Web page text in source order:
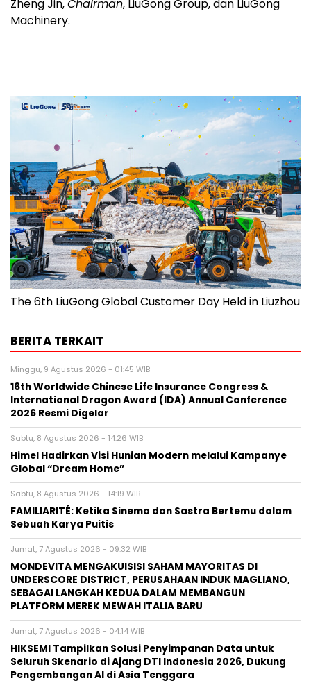
Zheng Jin,Chairman, LiuGong Group, dan LiuGong
Machinery.
The 6th LiuGong Global Customer Day Held in Liuzhou
BERITA TERKAIT
Minggu, 9 Agustus 2026 - 01:45 WIB
16th Worldwide Chinese Life Insurance Congress &
International Dragon Award (IDA) Annual Conference
2026 Resmi Digelar
Sabtu, 8 Agustus 2026 - 14:26 WIB
Himel Hadirkan Visi Hunian Modern melalui Kampanye
Global “Dream Home”
Sabtu, 8 Agustus 2026 - 14:19 WIB
FAMILIARITÉ: Ketika Sinema dan Sastra Bertemu dalam
Sebuah Karya Puitis
Jumat, 7 Agustus 2026 - 09:32 WIB
MONDEVITA MENGAKUISISI SAHAM MAYORITAS DI
UNDERSCORE DISTRICT, PERUSAHAAN INDUK MAGLIANO,
SEBAGAI LANGKAH KEDUA DALAM MEMBANGUN
PLATFORM MEREK MEWAH ITALIA BARU
Jumat, 7 Agustus 2026 - 04:14 WIB
HIKSEMI Tampilkan Solusi Penyimpanan Data untuk
Seluruh Skenario di Ajang DTI Indonesia 2026, Dukung
Pengembangan AI di Asia Tenggara